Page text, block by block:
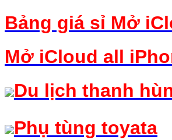
Bảng giá sỉ Mở
Mở iCloud all
Du lịch thanh
Phụ tùng toyata